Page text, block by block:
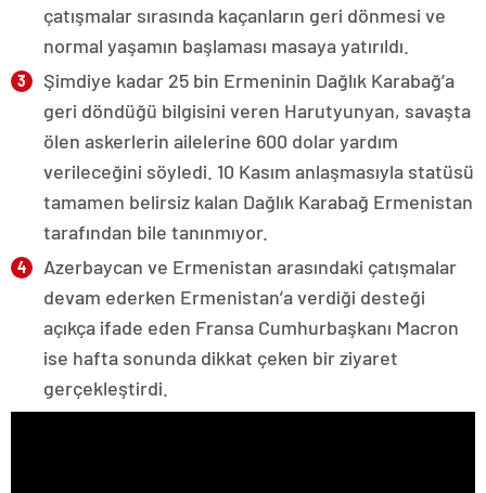
çatışmalar sırasında kaçanların geri dönmesi ve
normal yaşamın başlaması masaya yatırıldı.
Şimdiye kadar 25 bin Ermeninin Dağlık Karabağ’a
geri döndüğü bilgisini veren Harutyunyan, savaşta
ölen askerlerin ailelerine 600 dolar yardım
verileceğini söyledi. 10 Kasım anlaşmasıyla statüsü
tamamen belirsiz kalan Dağlık Karabağ Ermenistan
tarafından bile tanınmıyor.
Azerbaycan ve Ermenistan arasındaki çatışmalar
devam ederken Ermenistan’a verdiği desteği
açıkça ifade eden Fransa Cumhurbaşkanı Macron
ise hafta sonunda dikkat çeken bir ziyaret
gerçekleştirdi.